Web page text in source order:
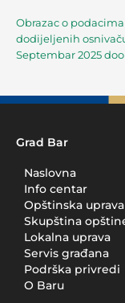
Obrazac o
dodijeljenih
Septembar 2025
Grad Bar
Naslovna
Info centar
Opštinska uprava
Skupština
Lokalna uprava
Servis građana
Podrška privredi
O Baru